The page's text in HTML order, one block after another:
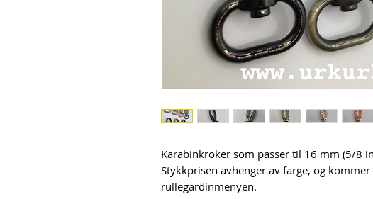
Karabinkroker som passer til 16 mm (5/8
Stykkprisen avhenger av farge, og
rullegardinmenyen.